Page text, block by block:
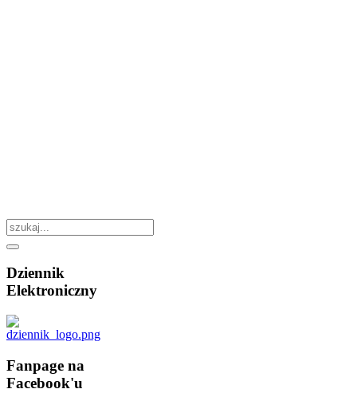
Dziennik
Elektroniczny
Fanpage na
Facebook'u